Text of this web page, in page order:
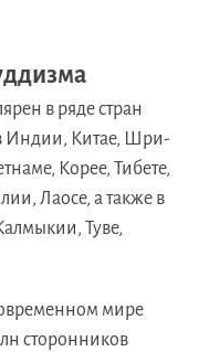
в ряде стран
Индии, Китае, Шри-
Корее, Тибете,
Лаосе, а также в
Туве,
мире
сторонников